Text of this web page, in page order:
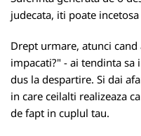
judecata, iti poate
Drept urmare, atunci
impacati?" - ai tendinta sa
dus la despartire. Si dai
in care ceilalti realizeaza
de fapt in cuplul tau.